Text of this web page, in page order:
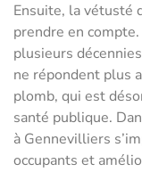
Ensuite, la vétusté
prendre en
plusieurs
ne répondent plus
plomb, qui est
santé publique.
à Gennevilliers
occupants et